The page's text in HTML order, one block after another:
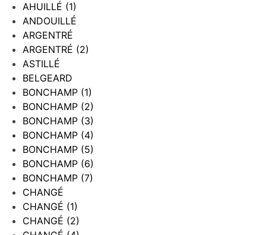
AHUILLÉ (1)
ANDOUILLÉ
ARGENTRÉ
ARGENTRÉ (2)
ASTILLÉ
BELGEARD
BONCHAMP (1)
BONCHAMP (2)
BONCHAMP (3)
BONCHAMP (4)
BONCHAMP (5)
BONCHAMP (6)
BONCHAMP (7)
CHANGÉ
CHANGÉ (1)
CHANGÉ (2)